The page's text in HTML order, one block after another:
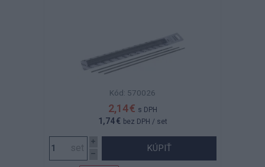
Kód: 570026
2,14 € s DPH
1,74 € bez DPH / set
KÚPIŤ